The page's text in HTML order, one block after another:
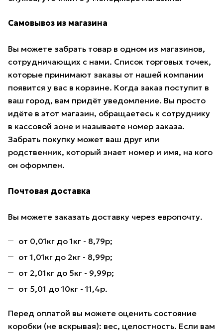
Самовывоз из магазина
Вы можете забрать товар в одном из магазинов,
сотрудничающих с нами. Список торговых точек,
которые принимают заказы от нашей компании
появится у вас в корзине. Когда заказ поступит в
ваш город, вам придёт уведомление. Вы просто
идёте в этот магазин, обращаетесь к сотруднику
в кассовой зоне и называете номер заказа.
Забрать покупку может ваш друг или
родственник, который знает номер и имя, на кого
он оформлен.
Почтовая доставка
Вы можете заказать доставку через европочту.
от 0,01кг до 1кг - 8,79р;
от 1,01кг до 2кг - 8,99р;
от 2,01кг до 5кг - 9,99р;
от 5,01 до 10кг - 11,4р.
Перед оплатой вы можете оценить состояние
коробки (не вскрывая): вес, целостность. Если вам